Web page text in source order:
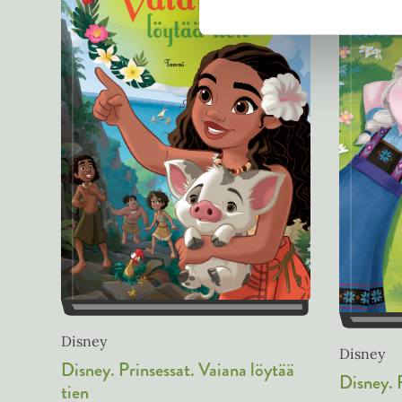
Disney
Disney. Prinsessat. Vaiana löytää
tien
Disney
Disney.